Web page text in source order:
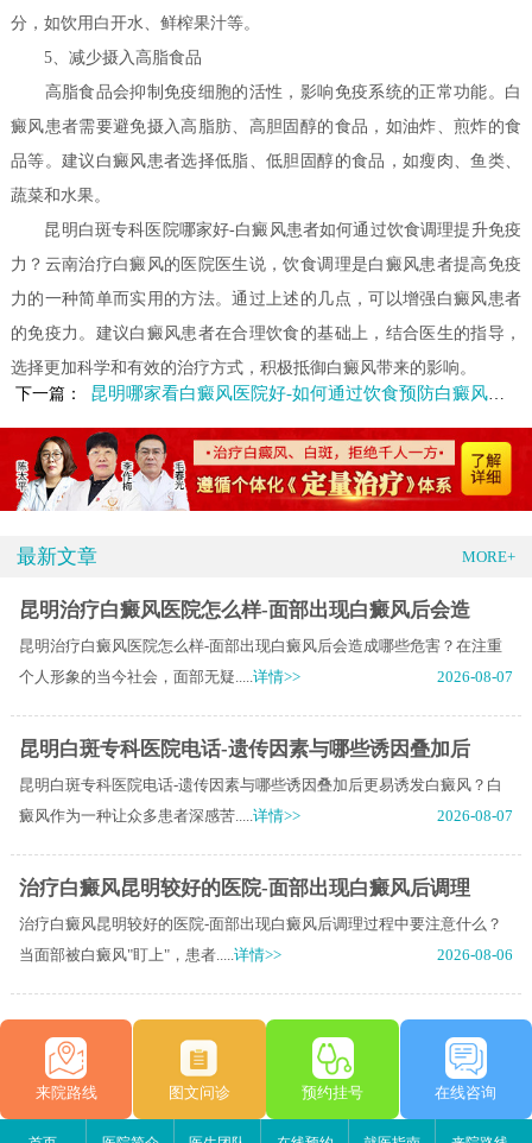
分，如饮用白开水、鲜榨果汁等。
5、减少摄入高脂食品
高脂食品会抑制免疫细胞的活性，影响免疫系统的正常功能。白
癜风患者需要避免摄入高脂肪、高胆固醇的食品，如油炸、煎炸的食
品等。建议白癜风患者选择低脂、低胆固醇的食品，如瘦肉、鱼类、
蔬菜和水果。
昆明白斑专科医院哪家好-白癜风患者如何通过饮食调理提升免疫
力？云南治疗白癜风的医院医生说，饮食调理是白癜风患者提高免疫
力的一种简单而实用的方法。通过上述的几点，可以增强白癜风患者
的免疫力。建议白癜风患者在合理饮食的基础上，结合医生的指导，
选择更加科学和有效的治疗方式，积极抵御白癜风带来的影响。
下一篇：
昆明哪家看白癜风医院好-如何通过饮食预防白癜风的发生
最新文章 MORE+
昆明治疗白癜风医院怎么样-面部出现白癜风后会造
昆明治疗白癜风医院怎么样-面部出现白癜风后会造成哪些危害？在注重
个人形象的当今社会，面部无疑.....详情>> 2026-08-07
昆明白斑专科医院电话-遗传因素与哪些诱因叠加后
昆明白斑专科医院电话-遗传因素与哪些诱因叠加后更易诱发白癜风？白
癜风作为一种让众多患者深感苦.....详情>> 2026-08-07
治疗白癜风昆明较好的医院-面部出现白癜风后调理
治疗白癜风昆明较好的医院-面部出现白癜风后调理过程中要注意什么？
当面部被白癜风"盯上"，患者.....详情>> 2026-08-06
来院路线 图文问诊 预约挂号 在线咨询